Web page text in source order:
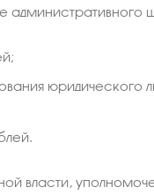
юридического
власти,